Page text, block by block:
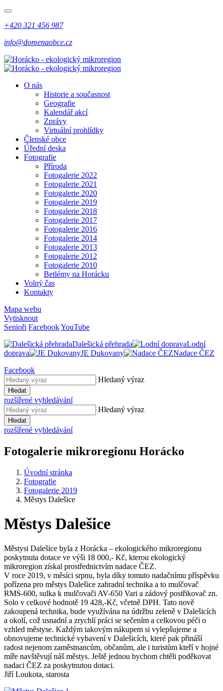
+420 321 456 987
info@domenaobce.cz
O nás
Historie a současnost
Geografie
Kalendář akcí
Zprávy
Virtuální prohlídky
Členské obce
Úřední deska
Fotografie
Příroda
Fotogalerie 2022
Fotogalerie 2021
Fotogalerie 2020
Fotogalerie 2019
Fotogalerie 2018
Fotogalerie 2017
Fotogalerie 2016
Fotogalerie 2014
Fotogalerie 2013
Fotogalerie 2012
Fotogalerie 2010
Betlémy na Horácku
Volný čas
Kontakty
Mapa webu
Vytisknout
Senioři FacebookYouTube
Dalešická přehrada
Lodní
doprava
JE Dukovany
Nadace ČEZ
Facebook
Hledaný výraz
Hledat
rozšířené vyhledávání
Hledaný výraz
Hledat
rozšířené vyhledávání
Fotogalerie mikroregionu Horácko
Úvodní stránka
Fotografie
Fotogalerie 2019
Městys Dalešice
Městys Dalešice
Městysi Dalešice byla z Horácka – ekologického mikroregionu
poskytnuta dotace ve výši 18 000,- Kč, kterou ekologický
mikroregion získal prostřednictvím nadace ČEZ.
V roce 2019, v měsíci srpnu, byla díky tomuto nadačnímu příspěvku
pořízena pro městys Dalešice zahradní technika a to mulčovač
RMS-600, sulka k mulčovači AV-650 Vari a zádový postřikovač zn.
Solo v celkové hodnotě 19 428,-Kč, včetně DPH. Tato nově
zakoupená technika, bude využívána na údržbu zeleně v Dalešicích
a okolí, což usnadní a zrychlí práci se sečením a celkovou péči o
vzhled městyse. Každým takovým nákupem si vylepšujeme a
obnovujeme technické vybavení v Dalešicích, které pak přináší
radost nejenom zaměstnancům, občanům, ale i turistům kteří v hojné
míře navštěvují náš městys. Ještě jednou bychom chtěli poděkovat
nadaci ČEZ za poskytnutou dotaci.
Jiří Loukota, starosta